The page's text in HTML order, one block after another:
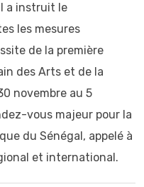
a instruit le
les mesures
de la première
des Arts et de la
novembre au 5
vous majeur pour la
du Sénégal, appelé à
et international.